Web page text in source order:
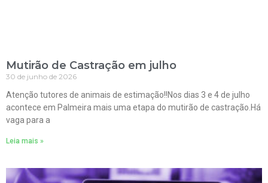
Mutirão de Castração em julho
30 de junho de 2026
Atenção tutores de animais de estimação!!Nos dias 3 e 4 de julho
acontece em Palmeira mais uma etapa do mutirão de castração.Há
vaga para a
Leia mais »